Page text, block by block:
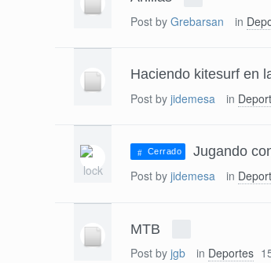
Post by Grebarsan in
Haciendo kitesurf en
Post by jidemesa in
Cerrado
Jugando
Post by jidemesa in
MTB
Post by jgb in Deportes